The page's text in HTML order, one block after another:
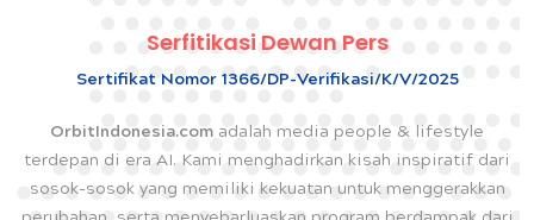
Serfitikasi Dewan Pers
Sertifikat Nomor 1366/DP-Verifikasi/K/V/2025
OrbitIndonesia.com adalah media people & lifestyle
terdepan di era AI. Kami menghadirkan kisah inspiratif dari
sosok-sosok yang memiliki kekuatan untuk menggerakkan